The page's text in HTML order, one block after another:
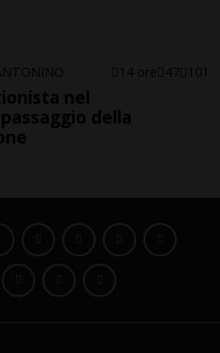
14 ore 47 101
nel
della